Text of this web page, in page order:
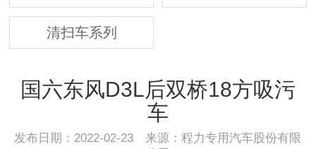
清扫车系列
国六东风D3L后双桥18方吸污
车
发布日期：2022-02-23 来源：程力专用汽车股份有限